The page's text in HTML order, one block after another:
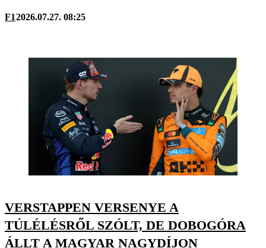
F12026.07.27. 08:25
VERSTAPPEN VERSENYE A
TÚLÉLÉSRŐL SZÓLT, DE DOBOGÓRA
ÁLLT A MAGYAR NAGYDÍJON